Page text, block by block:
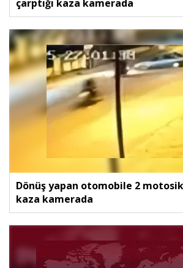
çarptığı kaza kamerada
Dönüş yapan otomobile 2
kaza kamerada